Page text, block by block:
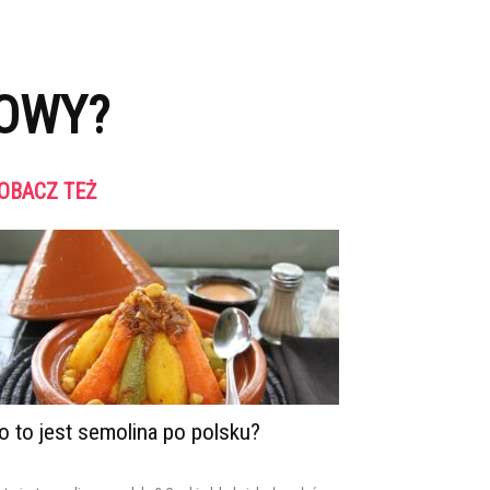
TEŻ
to jest semolina po polsku?